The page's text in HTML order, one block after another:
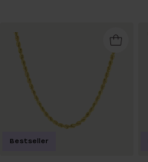
Bestseller